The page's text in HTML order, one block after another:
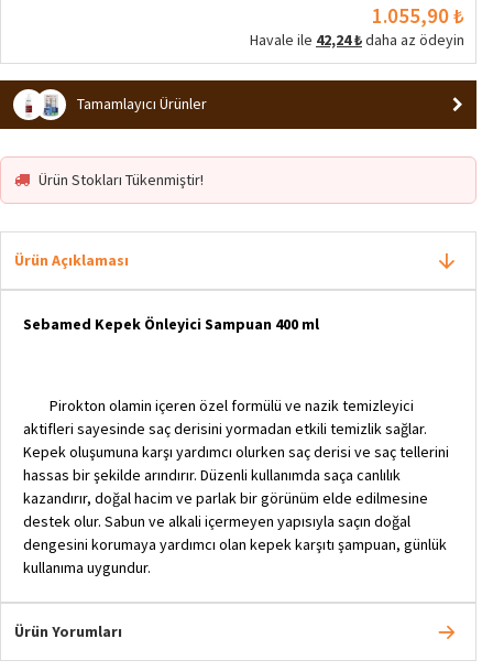
1.055,90 ₺
Havale ile 42,24 ₺daha az ödeyin
Tamamlayıcı Ürünler
Ürün Stokları Tükenmiştir!
Ürün Açıklaması
Sebamed Kepek Önleyici Sampuan 400 ml
Pirokton olamin içeren özel formülü ve nazik temizleyici
aktifleri sayesinde saç derisini yormadan etkili temizlik sağlar.
Kepek oluşumuna karşı yardımcı olurken saç derisi ve saç tellerini
hassas bir şekilde arındırır. Düzenli kullanımda saça canlılık
kazandırır, doğal hacim ve parlak bir görünüm elde edilmesine
destek olur. Sabun ve alkali içermeyen yapısıyla saçın doğal
dengesini korumaya yardımcı olan kepek karşıtı şampuan, günlük
kullanıma uygundur.
Ürün Yorumları